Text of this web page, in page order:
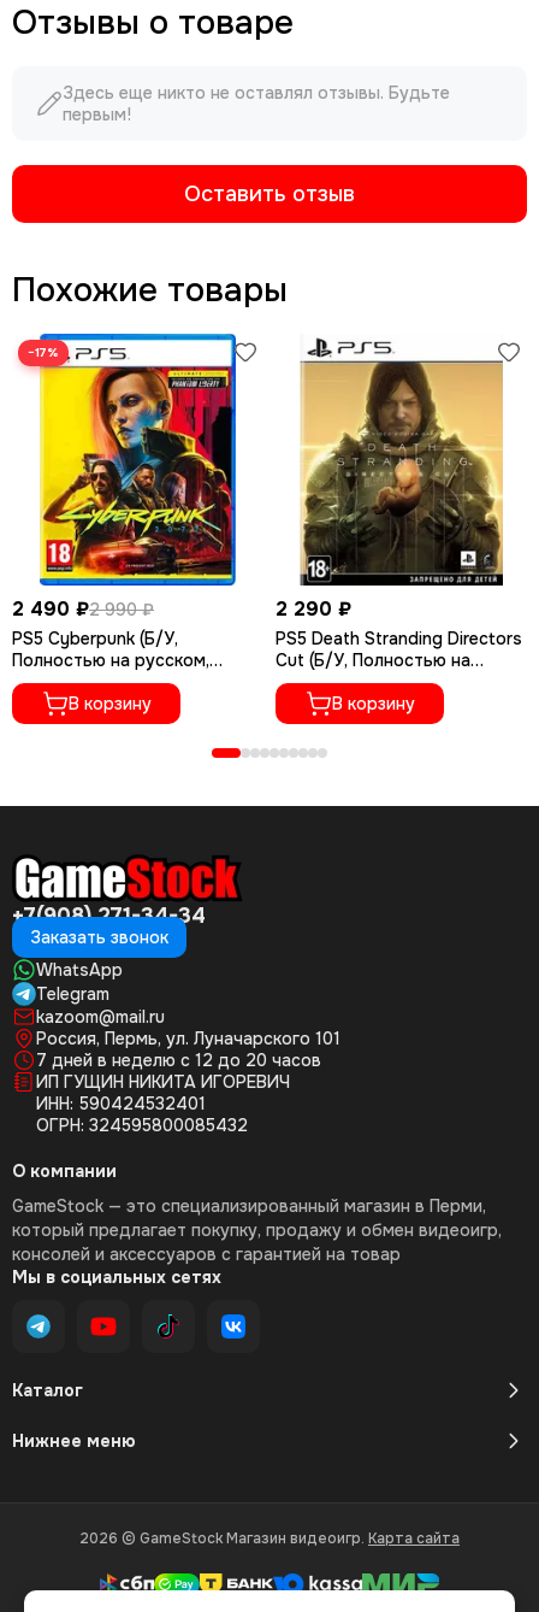
Отзывы о товаре
Здесь еще никто не оставлял отзывы. Будьте
первым!
Оставить отзыв
Похожие товары
−17%
2 490 ₽2 990 ₽
PS5 Cyberpunk (Б/У,
Полностью на русском,
PPSA-04027)
В корзину
2 290 ₽
PS5 Death Stranding Directors
Cut (Б/У, Полностью на
русском языке, PPSA-01968)
В корзину
+7(908) 271-34-34
Заказать звонок
WhatsApp
Telegram
kazoom@mail.ru
Россия, Пермь, ул. Луначарского 101
7 дней в неделю с 12 до 20 часов
ИП ГУЩИН НИКИТА ИГОРЕВИЧ
ИНН: 590424532401
ОГРН: 324595800085432
Каталог
Нижнее меню
О компании
GameStock — это специализированный магазин в Перми,
который предлагает покупку, продажу и обмен видеоигр,
консолей и аксессуаров с гарантией на товар
Мы в социальных сетях
2026 © GameStock Магазин видеоигр. Карта сайта